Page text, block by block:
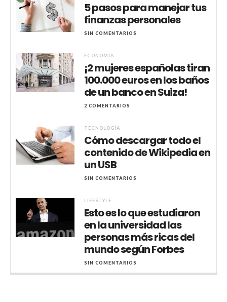
5 pasos para manejar tus
finanzas personales
SIN COMENTARIOS
ECONOMÍA
¡2 mujeres españolas tiran
100.000 euros en los baños
de un banco en Suiza!
2 COMENTARIOS
TECNOLOGÍA
Cómo descargar todo el
contenido de Wikipedia en
un USB
SIN COMENTARIOS
LIFESTYLE
Esto es lo que estudiaron
en la universidad las
personas más ricas del
mundo según Forbes
SIN COMENTARIOS